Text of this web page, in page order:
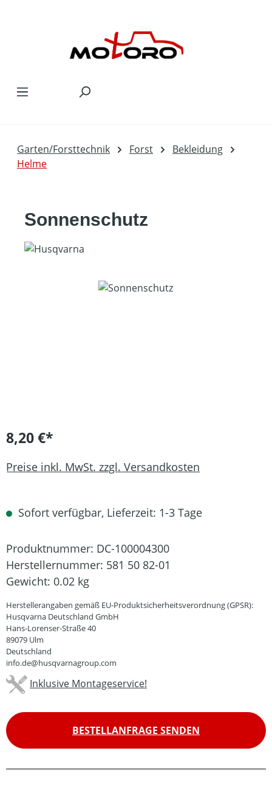
Garten/Forsttechnik Forst
Bekleidung
Helme
Sonnenschutz
Bildergalerie überspringen
8,20 €*
Preise inkl. MwSt. zzgl. Versandkosten
Sofort verfügbar, Lieferzeit: 1-3 Tage
Produktnummer: DC-100004300
Herstellernummer: 581 50 82-01
Gewicht: 0.02 kg
Herstellerangaben gemäß EU-Produktsicherheitsverordnung (GPSR):
Husqvarna Deutschland GmbH
Hans-Lorenser-Straße 40
89079 Ulm
Deutschland
info.de@husqvarnagroup.com
Inklusive Montageservice!
BESTELLANFRAGE SENDEN